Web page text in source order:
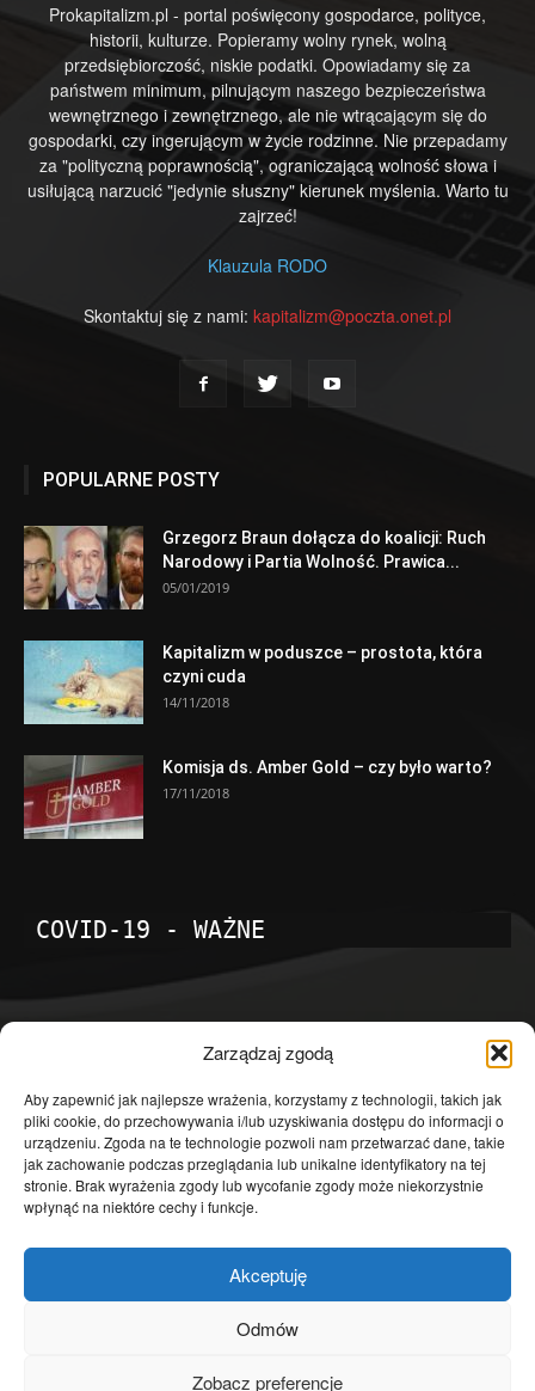
Zarządzaj zgodą
Aby zapewnić jak najlepsze wrażenia, korzystamy z technologii, takich jak
pliki cookie, do przechowywania i/lub uzyskiwania dostępu do informacji o
urządzeniu. Zgoda na te technologie pozwoli nam przetwarzać dane, takie
jak zachowanie podczas przeglądania lub unikalne identyfikatory na tej
stronie. Brak wyrażenia zgody lub wycofanie zgody może niekorzystnie
wpłynąć na niektóre cechy i funkcje.
Akceptuję
Odmów
Zobacz preferencje
Prokapitalizm.pl - portal poświęcony gospodarce, polityce,
historii, kulturze. Popieramy wolny rynek, wolną
przedsiębiorczość, niskie podatki. Opowiadamy się za
państwem minimum, pilnującym naszego bezpieczeństwa
wewnętrznego i zewnętrznego, ale nie wtrącającym się do
gospodarki, czy ingerującym w życie rodzinne. Nie przepadamy
za "polityczną poprawnością", ograniczającą wolność słowa i
usiłującą narzucić "jedynie słuszny" kierunek myślenia. Warto tu
zajrzeć!
Klauzula RODO
Skontaktuj się z nami: kapitalizm@poczta.onet.pl
POPULARNE POSTY
Grzegorz Braun dołącza do koalicji: Ruch
Narodowy i Partia Wolność. Prawica...
05/01/2019
Kapitalizm w poduszce – prostota, która
czyni cuda
14/11/2018
Komisja ds. Amber Gold – czy było warto?
17/11/2018
COVID-19 - WAŻNE
Temat dnia
4601
Publicystyka
4363
Polityka
3639
Polska
Społeczeństwo
2823